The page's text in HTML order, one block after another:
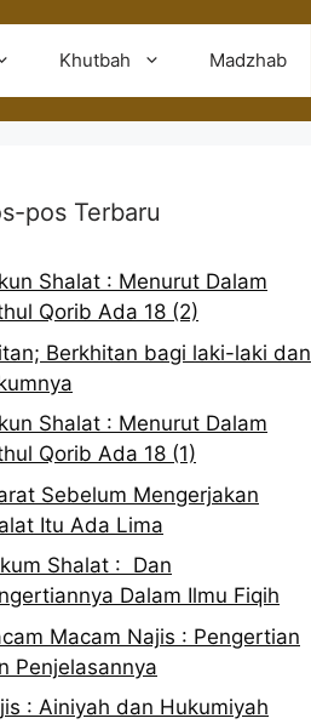
Khutbah Madzhab
pos Terbaru
Shalat : Menurut Dalam
Qorib Ada 18 (2)
Berkhitan bagi laki-laki dan
Shalat : Menurut Dalam
Qorib Ada 18 (1)
Sebelum Mengerjakan
Itu Ada Lima
Shalat : Dan
Dalam Ilmu Fiqih
Macam Najis : Pengertian
Penjelasannya
: Ainiyah dan Hukumiyah